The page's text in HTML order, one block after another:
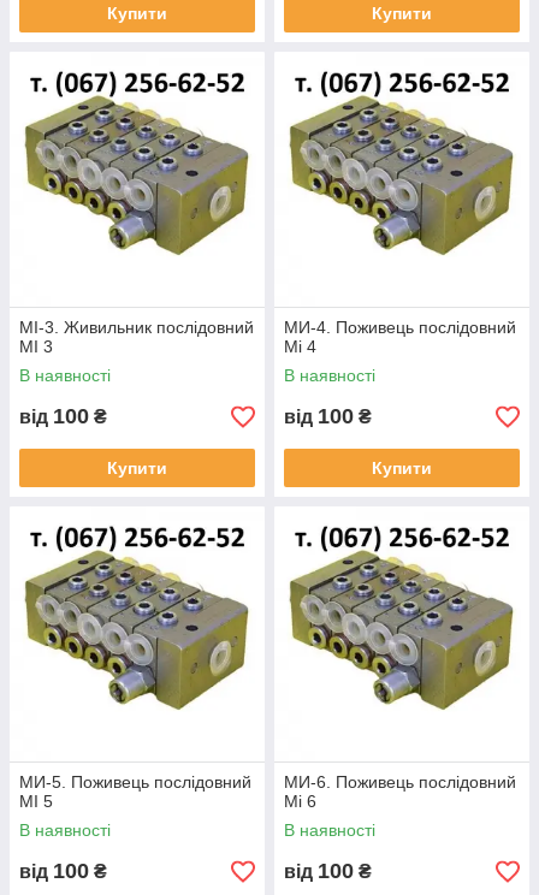
Купити Купити
МІ-3. Живильник послідовний
МІ 3
В наявності
від 100 ₴
Купити
МИ-4. Поживець послідовний
Mi 4
В наявності
від 100 ₴
Купити
МИ-5. Поживець послідовний
MI 5
В наявності
від 100 ₴
МИ-6. Поживець послідовний
Mi 6
В наявності
від 100 ₴